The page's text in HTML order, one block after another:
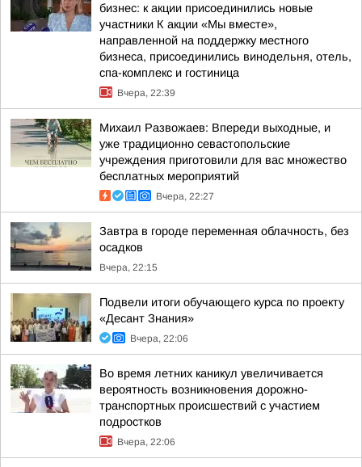
бизнес: к акции присоединились новые
участники К акции «Мы вместе»,
направленной на поддержку местного
бизнеса, присоединились винодельня, отель,
спа-комплекс и гостиница
Вчера, 22:39
Михаил Развожаев: Впереди выходные, и
уже традиционно севастопольские
учреждения приготовили для вас множество
бесплатных мероприятий
Вчера, 22:27
Завтра в городе переменная облачность, без
осадков
Вчера, 22:15
Подвели итоги обучающего курса по проекту
«Десант Знания»
Вчера, 22:06
Во время летних каникул увеличивается
вероятность возникновения дорожно-
транспортных происшествий с участием
подростков
Вчера, 22:06